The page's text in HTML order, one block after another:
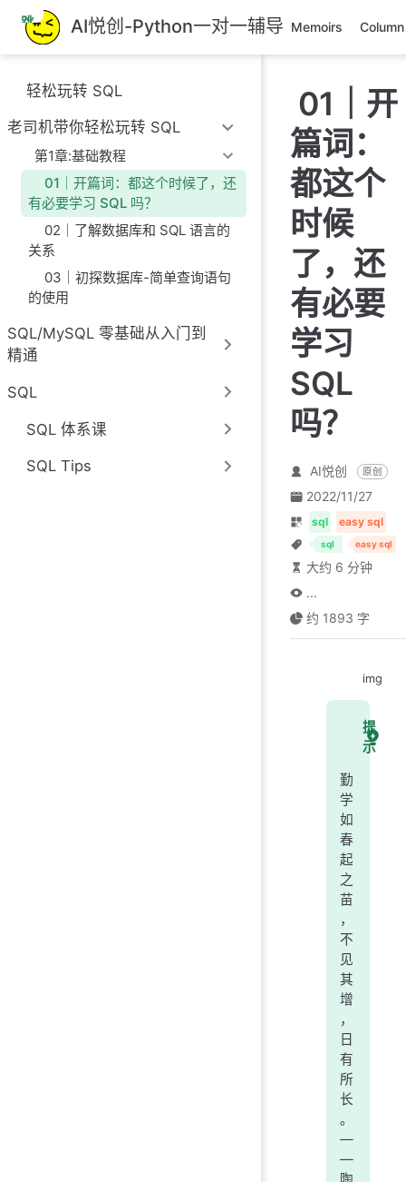
跳
至
主
要
內
容
AI悦创-Python一对一辅导 Memoirs Column
轻松玩转 SQL
老司机带你轻松玩转 SQL
第1章:基础教程
01｜开篇词：都这个时候了，还
有必要学习 SQL 吗？
02｜了解数据库和 SQL 语言的
关系
03｜初探数据库-简单查询语句
的使用
SQL/MySQL 零基础从入门到
精通
SQL
SQL 体系课
SQL Tips
01｜开
篇词：
都这个
时候
了，还
有必要
学习
SQL
吗？
AI悦创 原创
2022/11/27
sql easy sql
sql easy sql
大约 6 分钟
...
约 1893 字
img
提
示
勤
学
如
春
起
之
苗
，
不
见
其
增
，
日
有
所
长
。
—
—